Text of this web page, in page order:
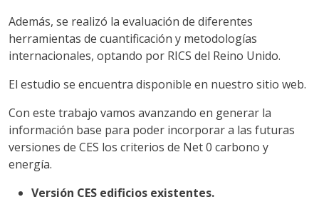
Además, se realizó la evaluación de diferentes
herramientas de cuantificación y metodologías
internacionales, optando por RICS del Reino Unido.
El estudio se encuentra disponible en nuestro sitio web.
Con este trabajo vamos avanzando en generar la
información base para poder incorporar a las futuras
versiones de CES los criterios de Net 0 carbono y
energía.
Versión CES edificios existentes.